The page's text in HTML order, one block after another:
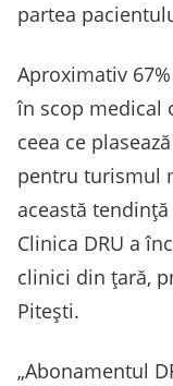
partea
Aproximativ
în scop medical
ceea ce
pentru turismul
această
Clinica DRU a
clinici din țară,
Pitești.
„Abonamentul